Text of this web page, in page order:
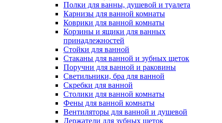
Полки для ванны, душевой и туалета
Карнизы для ванной комнаты
Коврики для ванной комнаты
Корзины и ящики для ванных
принадлежностей
Стойки для ванной
Стаканы для ванной и зубных щеток
Поручни для ванной и раковины
Светильники, бра для ванной
Скребки для ванной
Столики для ванной комнаты
Фены для ванной комнаты
Вентиляторы для ванной и душевой
Держатели для зубных щеток